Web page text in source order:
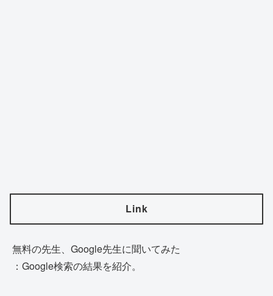
Link
無料の先生、Google先生に聞いてみた
：Google検索の結果を紹介。